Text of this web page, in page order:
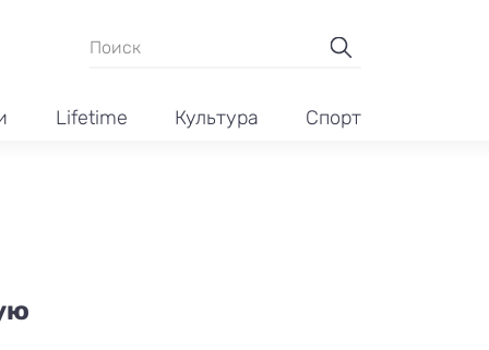
Lifetime Культура Спорт